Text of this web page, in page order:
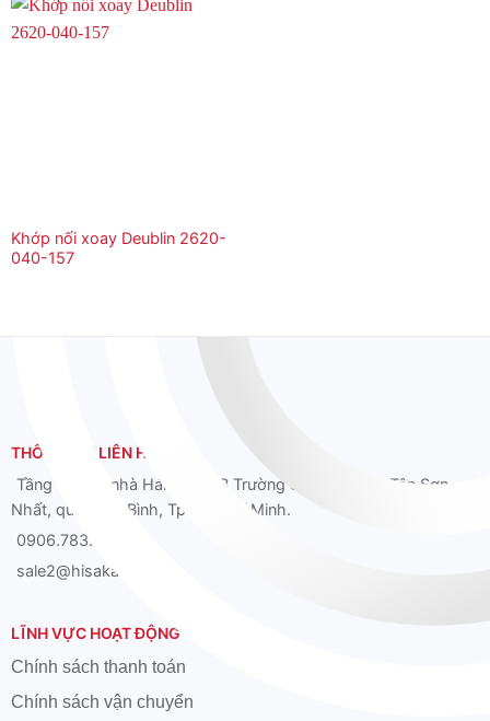
Khớp nối xoay Deublin 2620-
040-157
THÔNG TIN LIÊN HỆ
Tầng 12 Tòa nhà Hải Âu, 39B Trường Sơn, phường Tân Sơn
Nhất, quận Tân Bình, Tp. Hồ Chí Minh.
0906.783.626
sale2@hisaka.vn
LĨNH VỰC HOẠT ĐỘNG
Chính sách thanh toán
Chính sách vận chuyển